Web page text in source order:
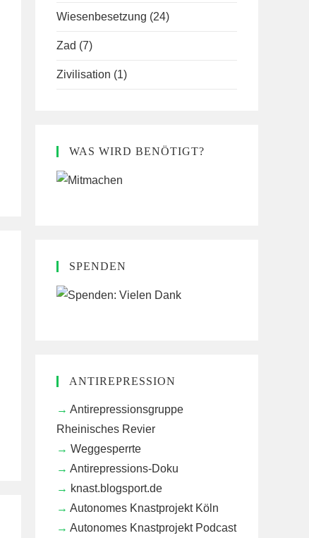
Wiesenbesetzung (24)
Zad (7)
Zivilisation (1)
WAS WIRD BENÖTIGT?
SPENDEN
ANTIREPRESSION
Antirepressionsgruppe
Rheinisches Revier
Weggesperrte
Antirepressions-Doku
knast.blogsport.de
Autonomes Knastprojekt Köln
Autonomes Knastprojekt Podcast